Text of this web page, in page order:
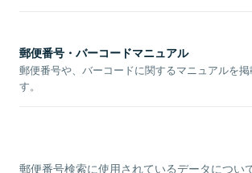
郵便番号・バーコードマニュアル
郵便番号や、バーコードに関するマニュアルを掲
す。
郵便番号検索に使用されているデータについ